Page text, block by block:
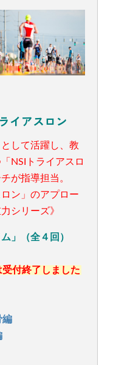
イアスロン
して活躍し、教
NSIトライアスロ
が指導担当。
ン」のアプロー
シリーズ》
」（全４回）
付終了しました
編